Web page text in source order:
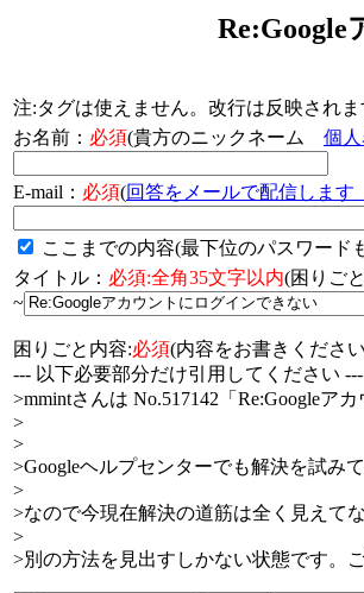
注:タグは使えません。改行は反映されま
お名前： 必須(貴方のニックネーム 個
E-mail： 必須(回答をメールで配信しま
ここまでの内容(最下位のパスワード
タイトル： 必須:全角35文字以内(困りご
~
困りごと内容:必須(内容をお書きくださ
--- 以下必要部分だけ引用してください ---
>mmintさんは No.517142「Re:Googleア
>
>
>Googleヘルプセンターでも解決を試み
>
>なので今現在解決の道筋は全く見えて
>
>別の方法を見出すしかない状態です。